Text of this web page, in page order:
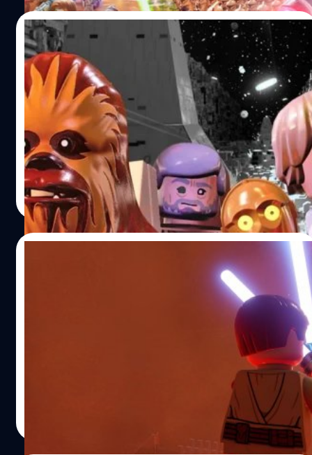
12/04/2022
เกม LEGO Star Wars: The Skywalker Saga
ขายดีที่สุดติดอันดับ 1 ในอังกฤษ
ยอดขายซอฟต์แวร์เกมในอังกฤษสัปดาห์ล่าสุดออกมาแล้ว
โดยเกม LEGO Star Wars: The Skywalker Saga ขายดีที่สุด
ติดอันดับ 1 และเป็นเกมที่ทำยอดขายเร็วเป็นอันดับ 2 ของปี
วงศกร ปฐมชัยวัฒน์ | 1576 days ago
Read More
Lego Star Wars: The Skywalker Saga ทำ
ยอดผู้เล่นสูงสุดในบรรดาเกม Lego ทั้งหมด
Lego Star Wars: The Skywalker Saga พึ่งจะวางจำหน่ายไป
ได้ไม่กี่วัน ผลตอบรับดีเกินคาด ยอดผู้เล่นใน Steam สูงเกิน
80,000 ผู้เล่น มากที่สุดในบรรดาเกมจาก Lego ทั้งหมด Lego
Star Wars: The Skywalker Saga แม้ก่อนหน้านี้จะเลื่อนวาง
จำหน่ายบ่อย แต่พอเกมวางจำหน่ายอย่างเป็นทางการเมื่อ 5
เมษายนที่ผ่านมา ข้อมูลจาก SteamDB เผยว่า เวลาผ่านไป
ประมาณ 2 ชั่วโมง มีผู้เล่นมากถึง 82,517 ผู้เล่น เป็นยอดผู้เล่น
ที่เยอะมากในบรรดาเกมจาก Lego ทั้งหมด คิดเป็น 1200%